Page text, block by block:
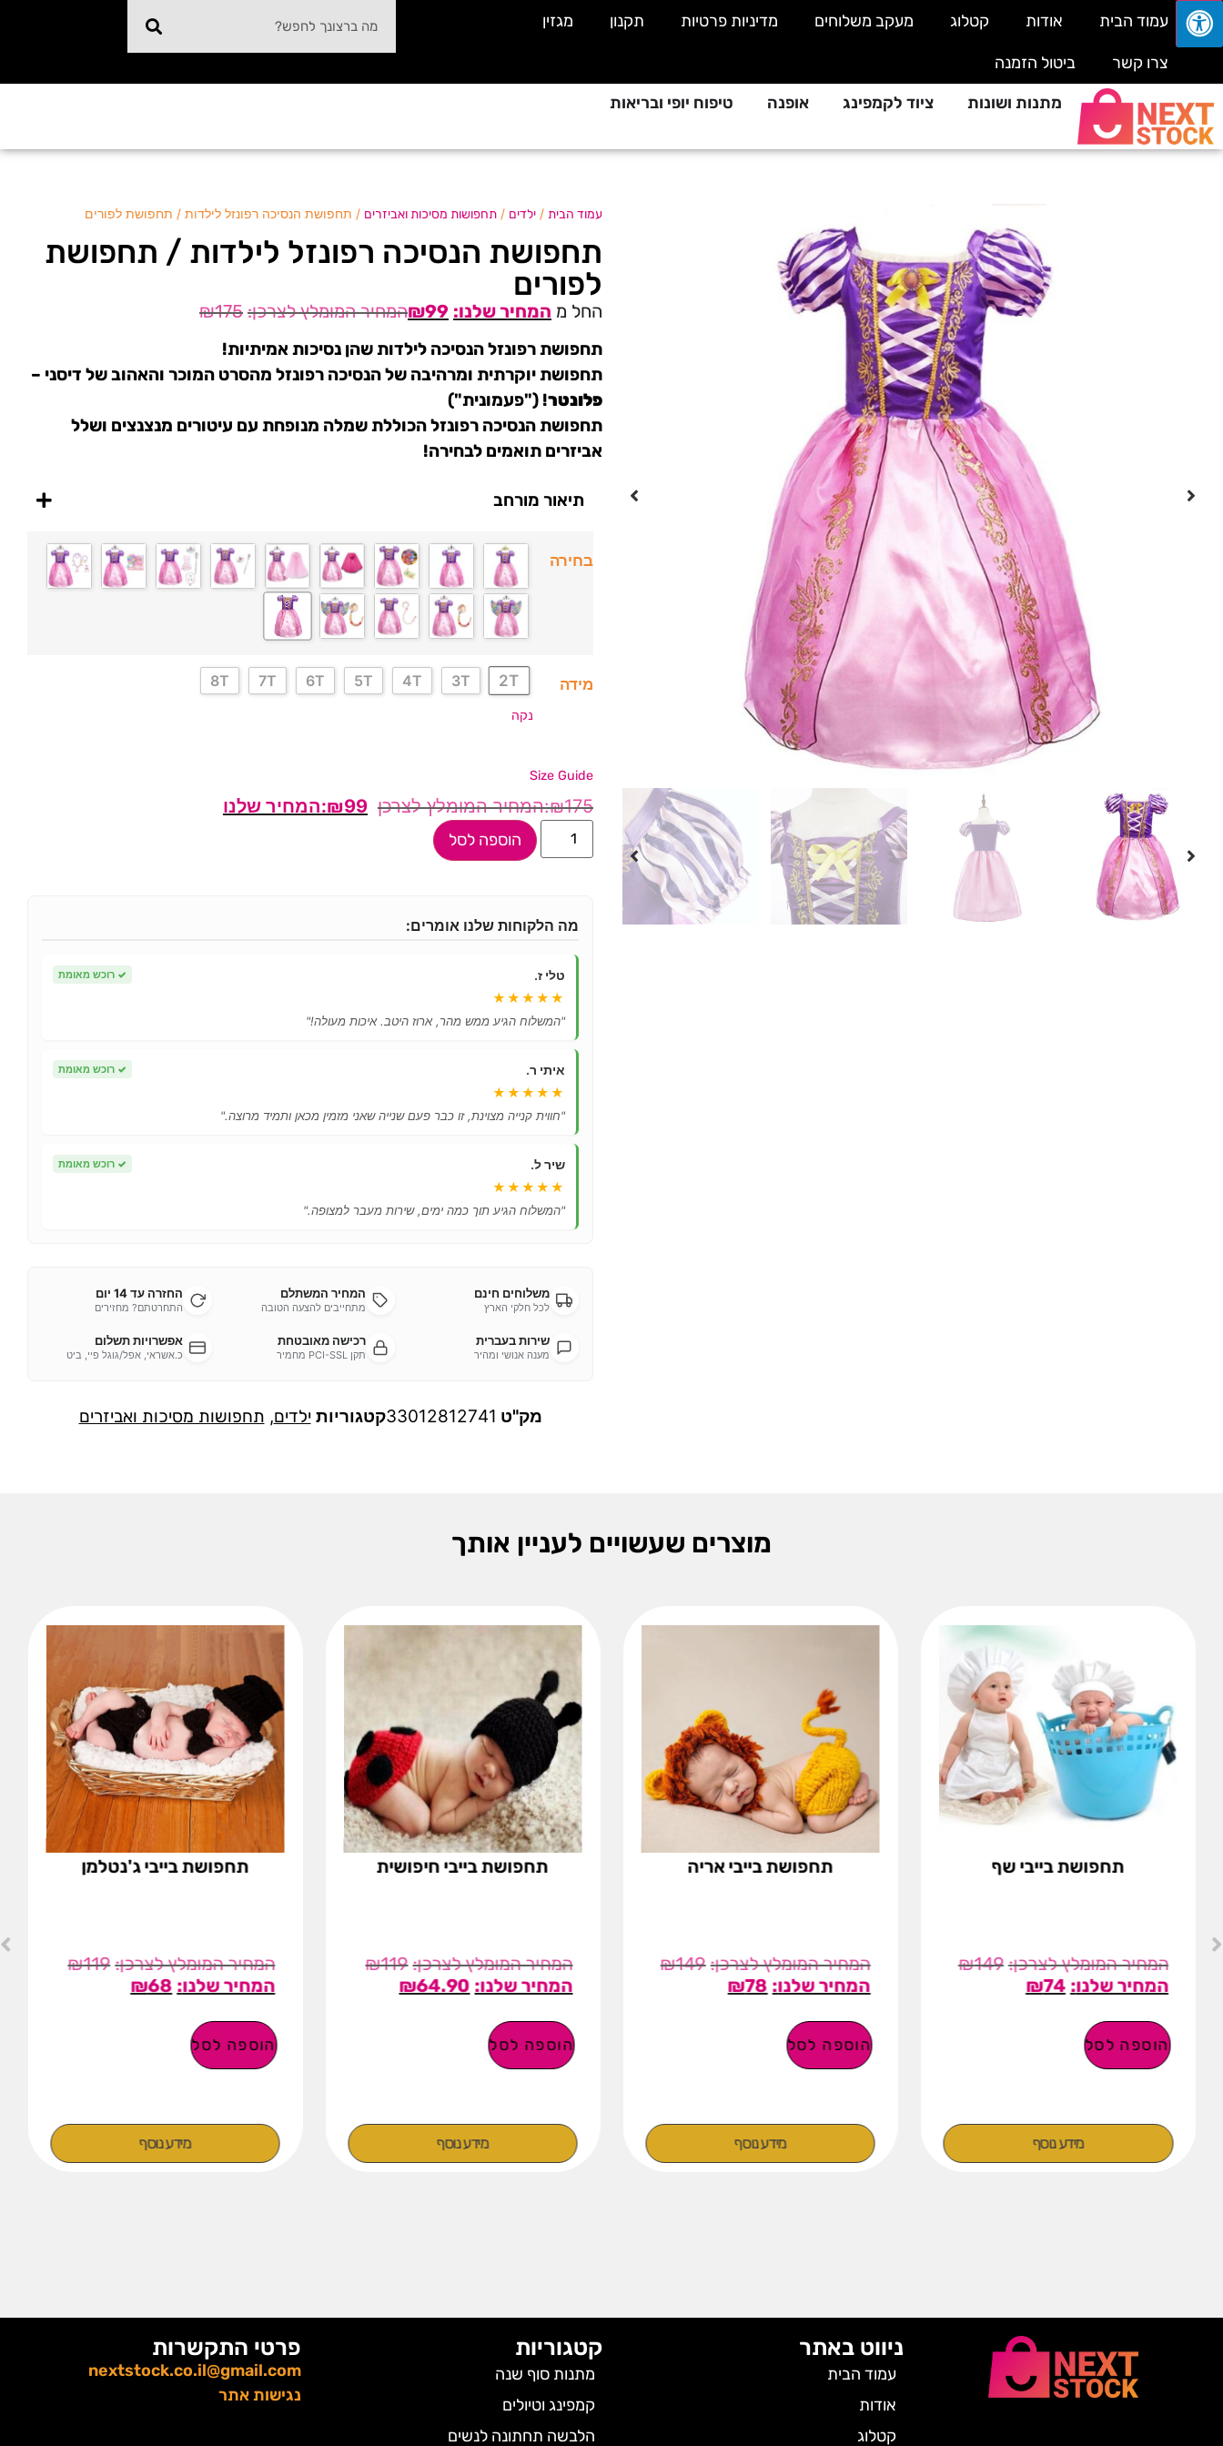
עמוד הבית אודות קטלוג מעקב משלוחים מדיניות פרטיות תקנון מגזין
צרו קשר
ביטול הזמנה
מתנות ושונות
ציוד לקמפינג אופנה טיפוח יופי ובריאות
עמוד הבית / ילדים / תחפושות מסיכות ואביזרים / תחפושת הנסיכה רפונזל לילדות / תחפושת לפורים
תחפושת הנסיכה רפונזל לילדות / תחפושת
לפורים
₪175 ₪99 החל מ
תחפושת רפונזל הנסיכה לילדות שהן נסיכות אמיתיות!
תחפושת יוקרתית ומרהיבה של הנסיכה רפונזל מהסרט המוכר והאהוב של דיסני –
פלונטר! ("פעמונית")
תחפושת הנסיכה רפונזל הכוללת שמלה מנופחת עם עיטורים מנצנצים ושלל
אביזרים תואמים לבחירה!
תיאור מורחב
בחירה
מידה 2T
3T
4T
5T
6T
7T
8T
נקה
Size Guide
₪175
₪99
הוספה לסל
מה הלקוחות שלנו אומרים:
טלי ז. ✓ רוכש מאומת
★★★★★
"המשלוח הגיע ממש מהר, ארוז היטב. איכות מעולה!"
איתי ר. ✓ רוכש מאומת
★★★★★
"חווית קנייה מצוינת, זו כבר פעם שנייה שאני מזמין מכאן ותמיד מרוצה."
שיר ל. ✓ רוכש מאומת
★★★★★
"המשלוח הגיע תוך כמה ימים, שירות מעבר למצופה."
משלוחים חינם
לכל חלקי הארץ
המחיר המשתלם
מתחייבים להצעה הטובה
החזרה עד 14 יום
התחרטתם? מחזירים
שירות בעברית
מענה אנושי ומהיר
רכישה מאובטחת
תקן PCI-SSL מחמיר
אפשרויות תשלום
כ.אשראי, אפל/גוגל פיי, ביט
מק"ט 33012812741קטגוריות ילדים, תחפושות מסיכות ואביזרים
מוצרים שעשויים לעניין אותך
תחפושת בייבי שף
₪149
₪74
הוספה לסל
מידע נוסף
תחפושת בייבי אריה
₪149
₪78
הוספה לסל
מידע נוסף
תחפושת בייבי חיפושית
₪119
₪64.90
הוספה לסל
מידע נוסף
תחפושת בייבי ג'נטלמן
₪119
₪68
הוספה לסל
מידע נוסף
ניווט באתר
עמוד הבית
אודות
קטלוג
קטגוריות
מתנות סוף שנה
קמפינג וטיולים
הלבשה תחתונה לנשים
פרטי התקשרות
nextstock.co.il@gmail.com
נגישות אתר